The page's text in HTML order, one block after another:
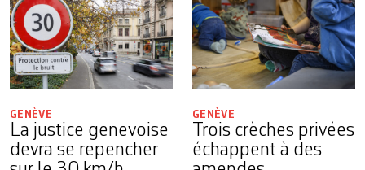
GENÈVE
La justice genevoise
devra se repencher
GENÈVE
Trois crèches privées
échappent à des